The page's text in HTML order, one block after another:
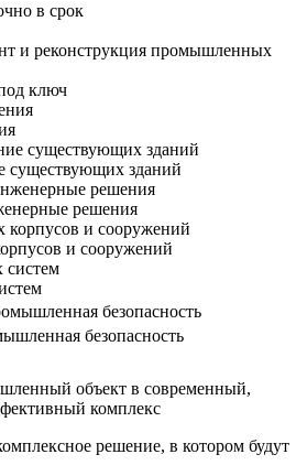
в срок
ключ
существующих зданий
решения
и сооружений
безопасность
объект в современный,
комплекс
решение, в котором будут